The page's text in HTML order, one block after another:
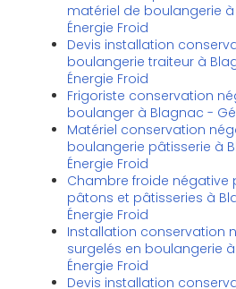
matériel de boulangerie
Énergie Froid
Devis installation
boulangerie traiteur à
Énergie Froid
Frigoriste conservation
boulanger à Blagnac -
Matériel conservation
boulangerie pâtisserie à
Énergie Froid
Chambre froide négative
pâtons et pâtisseries à
Énergie Froid
Installation conservation
surgelés en boulangerie
Énergie Froid
Devis installation